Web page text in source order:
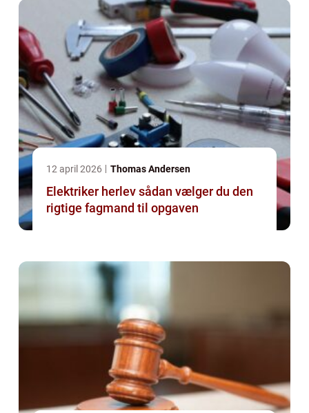
12 april 2026 Thomas Andersen
Elektriker herlev sådan vælger du den
rigtige fagmand til opgaven